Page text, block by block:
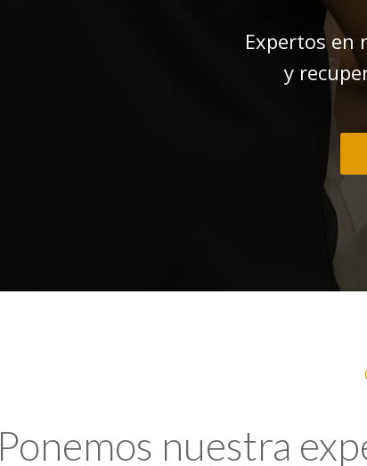
Expertos en
y
Ponemos nuestra